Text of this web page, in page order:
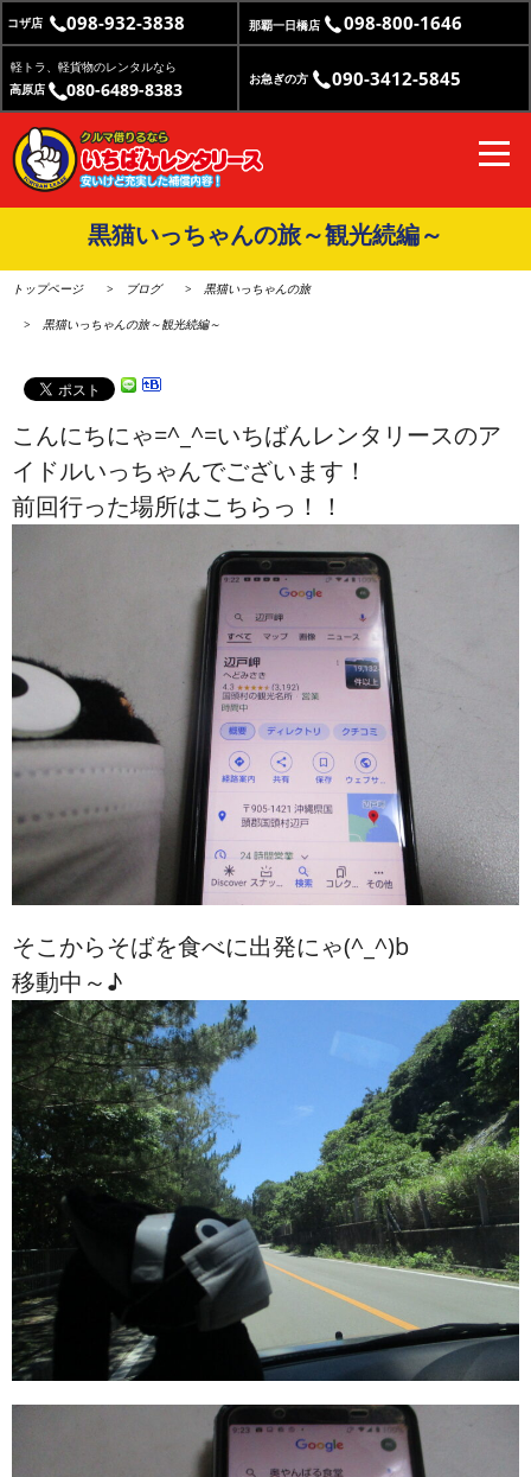
コザ店 098-932-3838 那覇一日橋店 098-800-1646
軽トラ、軽貨物のレンタルなら
高原店
080-6489-8383 お急ぎの方 090-3412-5845
黒猫いっちゃんの旅～観光続編～
トップページ ブログ 黒猫いっちゃんの旅
黒猫いっちゃんの旅～観光続編～
こんにちにゃ=^_^=いちばんレンタリースのア
イドルいっちゃんでございます！
前回行った場所はこちらっ！！
そこからそばを食べに出発にゃ(^_^)b
移動中～♪